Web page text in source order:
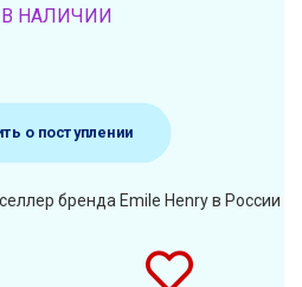
В НАЛИЧИИ
о поступлении
бренда Emile Henry в России